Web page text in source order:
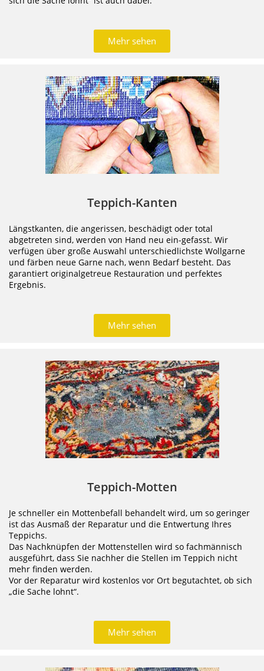
Mehr sehen
Teppich-Kanten
Längstkanten, die angerissen, beschädigt oder total
abgetreten sind, werden von Hand neu ein-gefasst. Wir
verfügen über große Auswahl unterschiedlichste Wollgarne
und färben neue Garne nach, wenn Bedarf besteht. Das
garantiert originalgetreue Restauration und perfektes
Ergebnis.
Mehr sehen
Teppich-Motten
Je schneller ein Mottenbefall behandelt wird, um so geringer
ist das Ausmaß der Reparatur und die Entwertung Ihres
Teppichs.
Das Nachknüpfen der Mottenstellen wird so fachmännisch
ausgeführt, dass Sie nachher die Stellen im Teppich nicht
mehr finden werden.
Vor der Reparatur wird kostenlos vor Ort begutachtet, ob sich
„die Sache lohnt“.
Mehr sehen